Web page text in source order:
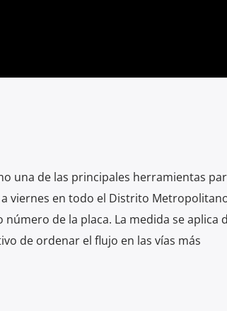
una de las principales herramientas
viernes en todo el Distrito
de la placa. La medida se aplica
de ordenar el flujo en las vías más